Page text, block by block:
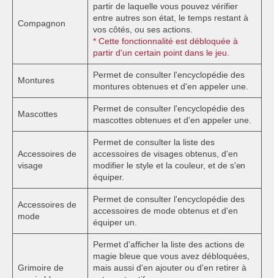
Compagnon
partir de laquelle vous pouvez vérifier
entre autres son état, le temps restant à
vos côtés, ou ses actions.
* Cette fonctionnalité est débloquée à
partir d'un certain point dans le jeu.
Montures
Permet de consulter l'encyclopédie des
montures obtenues et d'en appeler une.
Mascottes
Permet de consulter l'encyclopédie des
mascottes obtenues et d'en appeler une.
Accessoires de
visage
Permet de consulter la liste des
accessoires de visages obtenus, d'en
modifier le style et la couleur, et de s'en
équiper.
Accessoires de
mode
Permet de consulter l'encyclopédie des
accessoires de mode obtenus et d'en
équiper un.
Grimoire de
Permet d'afficher la liste des actions de
magie bleue que vous avez débloquées,
mais aussi d'en ajouter ou d'en retirer à